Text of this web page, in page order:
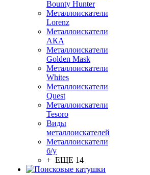
Bounty Hunter
Металлоискатели
Lorenz
Металлоискатели
АКА
Металлоискатели
Golden Mask
Металлоискатели
Whites
Металлоискатели
Quest
Металлоискатели
Tesoro
Виды
металлоискателей
Металлоискатели
б/у
+ ЕЩЕ 14